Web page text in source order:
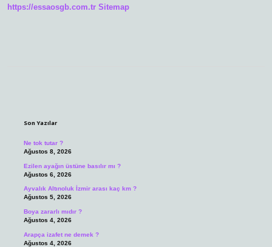
https://essaosgb.com.tr Sitemap
Son Yazılar
Ne tok tutar ?
Ağustos 8, 2026
Ezilen ayağın üstüne basılır mı ?
Ağustos 6, 2026
Ayvalık Altınoluk İzmir arası kaç km ?
Ağustos 5, 2026
Boya zararlı mıdır ?
Ağustos 4, 2026
Arapça izafet ne demek ?
Ağustos 4, 2026